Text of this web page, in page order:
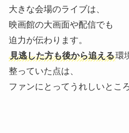
大きな会場のライブは、
映画館の大画面や配信でも
迫力が伝わります。
見逃した方も後から追える環
整っていた点は、
ファンにとってうれしいとこ